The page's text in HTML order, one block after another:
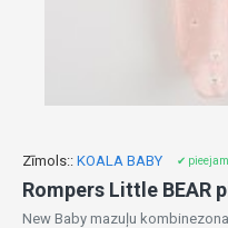
Zīmols:: KOALA BABY ✔
Rompers Little BEAR
New Baby mazuļu